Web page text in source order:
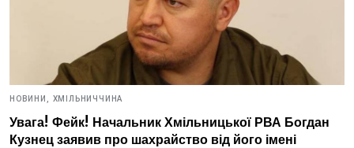
НОВИНИ, ХМІЛЬНИЧЧИНА
Увага! Фейк! Начальник Хмільницької РВА Богдан
Кузнец заявив про шахрайство від його імені